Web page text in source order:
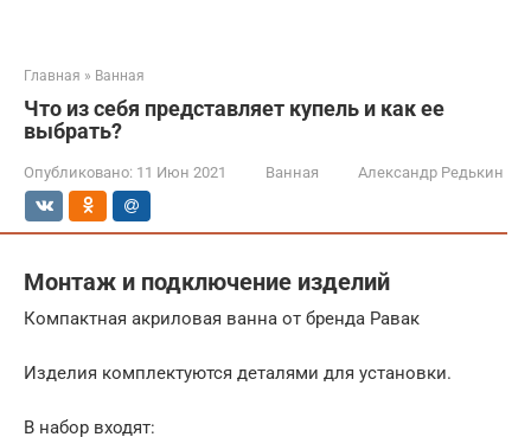
Главная » Ванная
Что из себя представляет купель и как ее
выбрать?
Опубликовано: 11 Июн 2021 Ванная Александр Редькин
Монтаж и подключение изделий
Компактная акриловая ванна от бренда Равак
Изделия комплектуются деталями для установки.
В набор входят: